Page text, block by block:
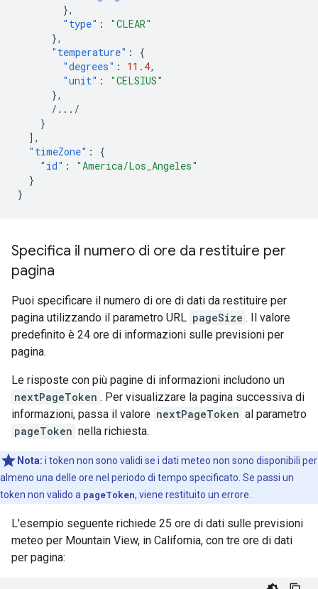
},
"type" :
"CLEAR"
},
"temperature" :
{
"degrees" : 11.4,
"unit" :
"CELSIUS"
},
/.../
}
],
"timeZone" :
{
"id" :
"America/Los_Angeles"
}
}
Specifica il numero di ore da restituire per
pagina
Puoi specificare il numero di ore di dati da restituire per
pagina utilizzando il parametro URL pageSize . Il valore
predefinito è 24 ore di informazioni sulle previsioni per
pagina.
Le risposte con più pagine di informazioni includono un
nextPageToken . Per visualizzare la pagina successiva di
informazioni, passa il valore nextPageToken al parametro
pageToken nella richiesta.
Nota: i token non sono validi se i dati meteo non sono disponibili per
almeno una delle ore nel periodo di tempo specificato. Se passi un
token non valido a pageToken, viene restituito un errore.
L'esempio seguente richiede 25 ore di dati sulle previsioni
meteo per Mountain View, in California, con tre ore di dati
per pagina: